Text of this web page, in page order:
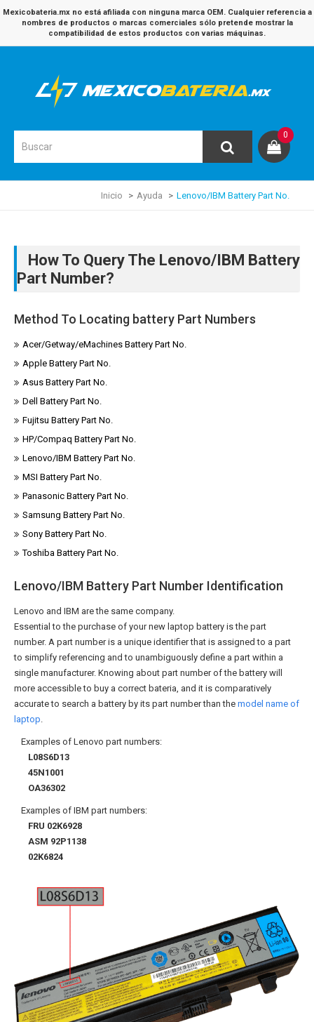
Mexicobateria.mx no está afiliada con ninguna marca OEM. Cualquier referencia a
nombres de productos o marcas comerciales sólo pretende mostrar la
compatibilidad de estos productos con varias máquinas.
0
Inicio Ayuda Lenovo/IBM Battery Part No.
How To Query The Lenovo/IBM Battery
Part Number?
Method To Locating battery Part Numbers
Acer/Getway/eMachines Battery Part No.
Apple Battery Part No.
Asus Battery Part No.
Dell Battery Part No.
Fujitsu Battery Part No.
HP/Compaq Battery Part No.
Lenovo/IBM Battery Part No.
MSI Battery Part No.
Panasonic Battery Part No.
Samsung Battery Part No.
Sony Battery Part No.
Toshiba Battery Part No.
Lenovo/IBM Battery Part Number Identification
Lenovo and IBM are the same company.
Essential to the purchase of your new laptop battery is the part
number. A part number is a unique identifier that is assigned to a part
to simplify referencing and to unambiguously define a part within a
single manufacturer. Knowing about part number of the battery will
more accessible to buy a correct bateria, and it is comparatively
accurate to search a battery by its part number than the model name of
laptop.
Examples of Lenovo part numbers:
L08S6D13
45N1001
OA36302
Examples of IBM part numbers:
FRU 02K6928
ASM 92P1138
02K6824